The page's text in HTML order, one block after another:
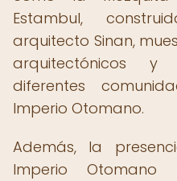
Estambul,
arquitecto Sinan,
arquitectónicos
diferentes
Imperio Otomano.
Además, la
Imperio Otomano